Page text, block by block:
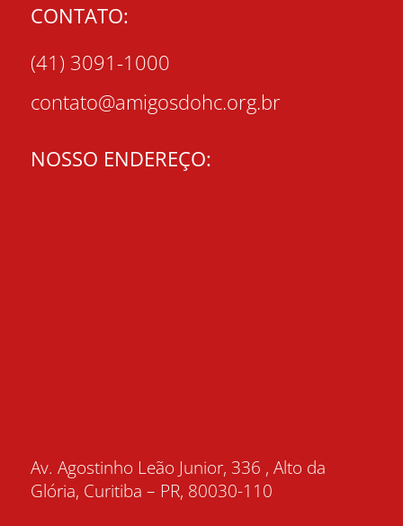
CONTATO:
(41) 3091-1000
contato@amigosdohc.org.br
NOSSO ENDEREÇO:
Av. Agostinho Leão Junior, 336 , Alto da
Glória, Curitiba – PR, 80030-110